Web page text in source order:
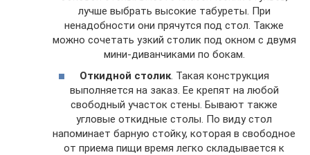
лучше выбрать высокие табуреты. При
ненадобности они прячутся под стол. Также
можно сочетать узкий столик под окном с двумя
мини-диванчиками по бокам.
Откидной столик. Такая конструкция
выполняется на заказ. Ее крепят на любой
свободный участок стены. Бывают также
угловые откидные столы. По виду стол
напоминает барную стойку, которая в свободное
от приема пищи время легко складывается к